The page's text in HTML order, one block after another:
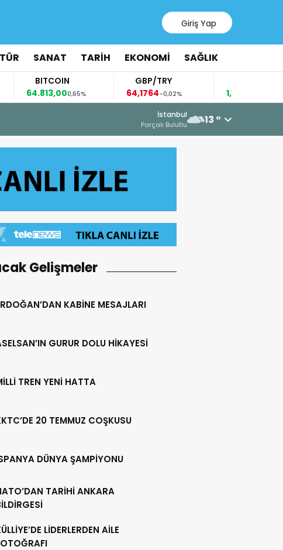
Giriş Yap
SANAT TARİH EKONOMİ SAĞLIK
BITCOIN
64.813,000,65%
GBP/TRY
64,1764-0,02%
EUR/USD
1,1531
0,05%
İstanbul
Parçalı Bulutlu 13 °
Gelişmeler
KABİNE MESAJLARI
GURUR DOLU HİKAYESİ
TREN YENİ HATTA
20 TEMMUZ COŞKUSU
DÜNYA ŞAMPİYONU
TARİHİ ANKARA
LİDERLERDEN AİLE